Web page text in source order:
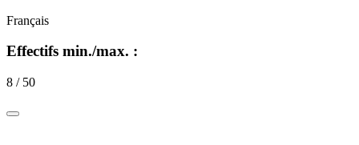
Français
Effectifs min./max. :
8 / 50